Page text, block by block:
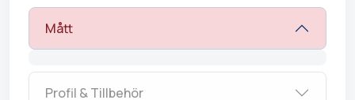
Mått
Profil & Tillbehör